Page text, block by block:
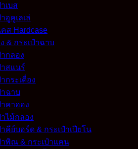
เบส
อูคูเลเล่
คส Hardcase
& กระเป๋าฉาบ
ากลอง
าสแนร์
กระเดื่อง
าฉาบ
าคาฮอง
าไม้กลอง
าคีย์บอร์ด & กระเป๋าเปียโน
าพิณ & กระเป๋าแคน